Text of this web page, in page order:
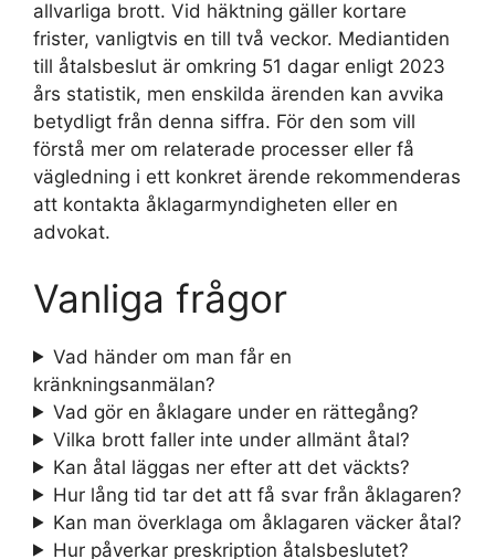
allvarliga brott. Vid häktning gäller kortare
frister, vanligtvis en till två veckor. Mediantiden
till åtalsbeslut är omkring 51 dagar enligt 2023
års statistik, men enskilda ärenden kan avvika
betydligt från denna siffra. För den som vill
förstå mer om relaterade processer eller få
vägledning i ett konkret ärende rekommenderas
att kontakta åklagarmyndigheten eller en
advokat.
Vanliga frågor
Vad händer om man får en
kränkningsanmälan?
Vad gör en åklagare under en rättegång?
Vilka brott faller inte under allmänt åtal?
Kan åtal läggas ner efter att det väckts?
Hur lång tid tar det att få svar från åklagaren?
Kan man överklaga om åklagaren väcker åtal?
Hur påverkar preskription åtalsbeslutet?